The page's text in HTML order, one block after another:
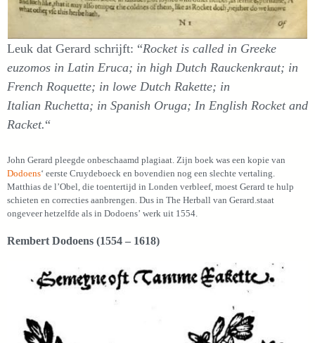
Leuk dat Gerard schrijft: “Rocket is called in Greeke
euzomos in Latin Eruca; in high Dutch Rauckenkraut; in
French Roquette; in lowe Dutch Rakette; in
Italian Ruchetta; in Spanish Oruga; In English Rocket and
Racket.“
John Gerard pleegde onbeschaamd plagiaat. Zijn boek was een kopie van
Dodoens‘ eerste Cruydeboeck en bovendien nog een slechte vertaling.
Matthias de l’Obel, die toentertijd in Londen verbleef, moest Gerard te hulp
schieten en correcties aanbrengen. Dus in The Herball van Gerard.staat
ongeveer hetzelfde als in Dodoens’ werk uit 1554.
Rembert Dodoens (1554 – 1618)